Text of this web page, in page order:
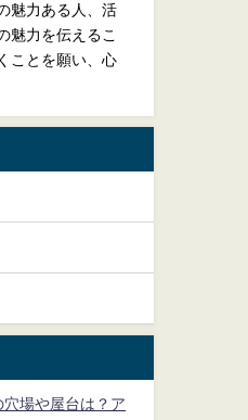
魅力ある人、活
魅力を伝えるこ
ことを願い、心
場や屋台は？ア